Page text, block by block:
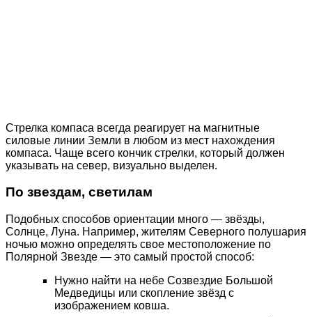
Стрелка компаса всегда реагирует на магнитные
силовые линии Земли в любом из мест нахождения
компаса. Чаще всего кончик стрелки, который должен
указывать на север, визуально выделен.
По звездам, светилам
Подобных способов ориентации много — звёзды,
Солнце, Луна. Например, жителям Северного полушария
ночью можно определять свое местоположение по
Полярной Звезде — это самый простой способ:
Нужно найти на небе Созвездие Большой
Медведицы или скопление звёзд с
изображением ковша.